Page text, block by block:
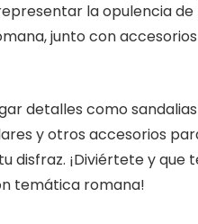
la opulencia de
junto con accesorios
detalles como
y otros accesorios
disfraz. ¡Diviértete y que
temática romana!